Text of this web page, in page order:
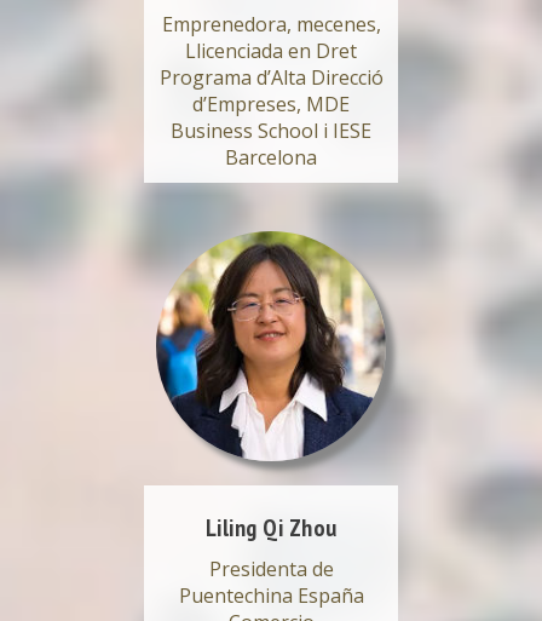
Emprenedora, mecenes,
Llicenciada en Dret
Programa d’Alta Direcció
d’Empreses, MDE
Business School i IESE
Barcelona
Liling Qi Zhou
Presidenta de
Puentechina España